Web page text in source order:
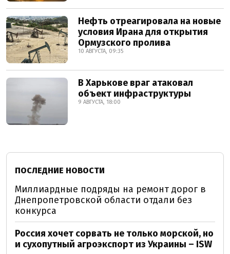
Нефть отреагировала на новые
условия Ирана для открытия
Ормузского пролива
10 АВГУСТА, 09:35
В Харькове враг атаковал
объект инфраструктуры
9 АВГУСТА, 18:00
ПОСЛЕДНИЕ НОВОСТИ
Миллиардные подряды на ремонт дорог в
Днепропетровской области отдали без
конкурса
Россия хочет сорвать не только морской, но
и сухопутный агроэкспорт из Украины – ISW